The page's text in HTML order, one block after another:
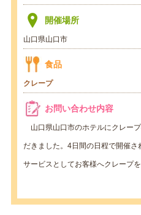
開催場所
山口県山口市
食品
クレープ
お問い合わせ内容
山口県山口市のホテルにクレー
だきました。4日間の日程で開催
サービスとしてお客様へクレープ